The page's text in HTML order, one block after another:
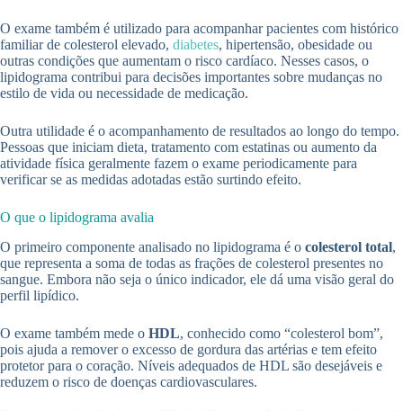
O exame também é utilizado para acompanhar pacientes com histórico
familiar de colesterol elevado, diabetes, hipertensão, obesidade ou
outras condições que aumentam o risco cardíaco. Nesses casos, o
lipidograma contribui para decisões importantes sobre mudanças no
estilo de vida ou necessidade de medicação.
Outra utilidade é o acompanhamento de resultados ao longo do tempo.
Pessoas que iniciam dieta, tratamento com estatinas ou aumento da
atividade física geralmente fazem o exame periodicamente para
verificar se as medidas adotadas estão surtindo efeito.
O que o lipidograma avalia
O primeiro componente analisado no lipidograma é o colesterol total,
que representa a soma de todas as frações de colesterol presentes no
sangue. Embora não seja o único indicador, ele dá uma visão geral do
perfil lipídico.
O exame também mede o HDL, conhecido como “colesterol bom”,
pois ajuda a remover o excesso de gordura das artérias e tem efeito
protetor para o coração. Níveis adequados de HDL são desejáveis e
reduzem o risco de doenças cardiovasculares.